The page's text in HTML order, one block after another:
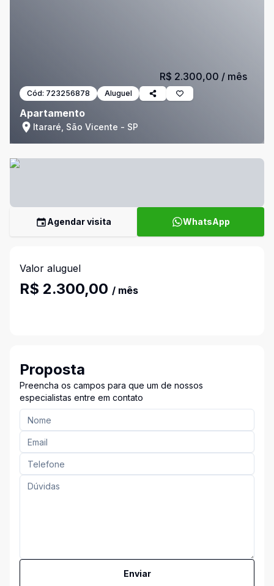
Cód: 723256878 Aluguel
Apartamento
Itararé, São Vicente - SP
R$ 2.300,00 / mês
Agendar visita WhatsApp
Valor aluguel
R$ 2.300,00 / mês
Proposta
Preencha os campos para que um de nossos
especialistas entre em contato
Enviar